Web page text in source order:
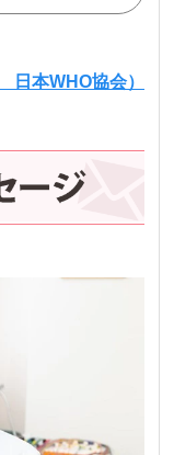
日本WHO協会）